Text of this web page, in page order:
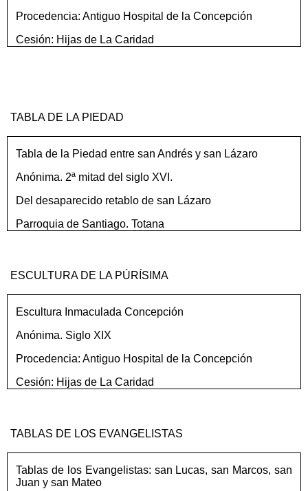
Procedencia: Antiguo Hospital de la Concepción
Cesión: Hijas de La Caridad
TABLA DE LA PIEDAD
Tabla de la Piedad entre san Andrés y san Lázaro
Anónima. 2ª mitad del siglo XVI.
Del desaparecido retablo de san Lázaro
Parroquia de Santiago. Totana
ESCULTURA DE LA PÚRÍSIMA
Escultura Inmaculada Concepción
Anónima. Siglo XIX
Procedencia: Antiguo Hospital de la Concepción
Cesión: Hijas de La Caridad
TABLAS DE LOS EVANGELISTAS
Tablas de los Evangelistas: san Lucas, san Marcos, san
Juan y san Mateo